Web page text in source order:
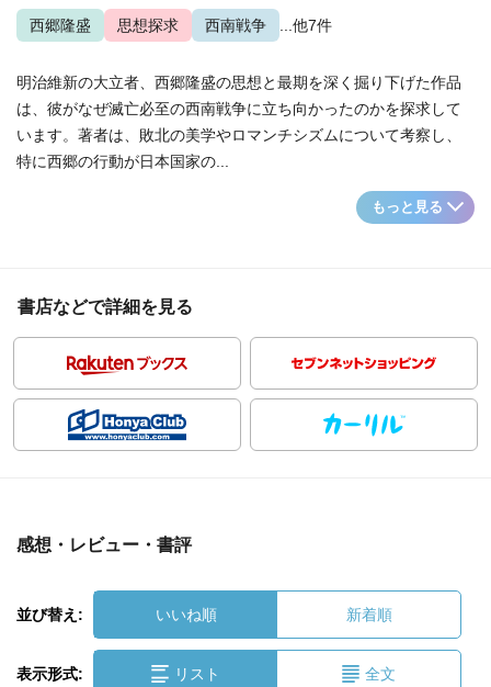
西郷隆盛 思想探求 西南戦争 ...他7件
明治維新の大立者、西郷隆盛の思想と最期を深く掘り下げた作品
は、彼がなぜ滅亡必至の西南戦争に立ち向かったのかを探求して
います。著者は、敗北の美学やロマンチシズムについて考察し、
特に西郷の行動が日本国家の...
もっと見る
書店などで詳細を見る
感想・レビュー・書評
並び替え: いいね順 新着順
表示形式: リスト 全文